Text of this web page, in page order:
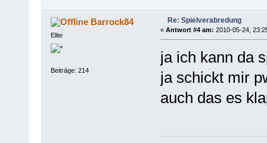
Barrock84
Elite
Beiträge: 214
Re: Spielverabredung
« Antwort #4 am: 2010-05-24,
ja ich kann da
ja schickt mir
auch das es